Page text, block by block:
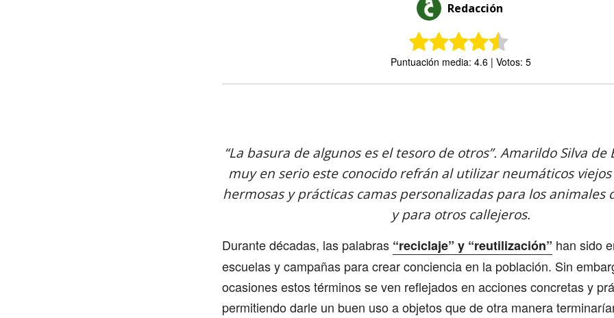
Redacción
Puntuación media: 4.6 | Votos: 5
“La basura de algunos es el tesoro de otros”. Amarildo Silva de
muy en serio este conocido refrán al utilizar neumáticos
hermosas y prácticas camas personalizadas para los animales
y para otros callejeros.
Durante décadas, las palabras “reciclaje” y “reutilización” han sido
escuelas y campañas para crear conciencia en la población. Sin
ocasiones estos términos se ven reflejados en acciones concretas y
permitiendo darle un buen uso a objetos que de otra manera